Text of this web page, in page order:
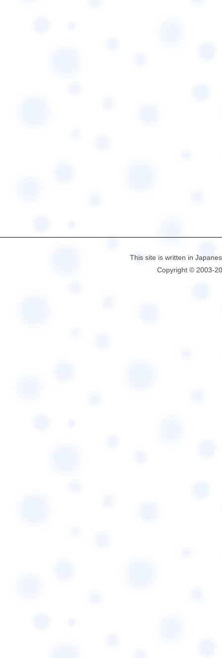
This site is written in
Copyright © 2003-